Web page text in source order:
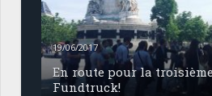
19/06/2017
En route pour la
Fundtruck!